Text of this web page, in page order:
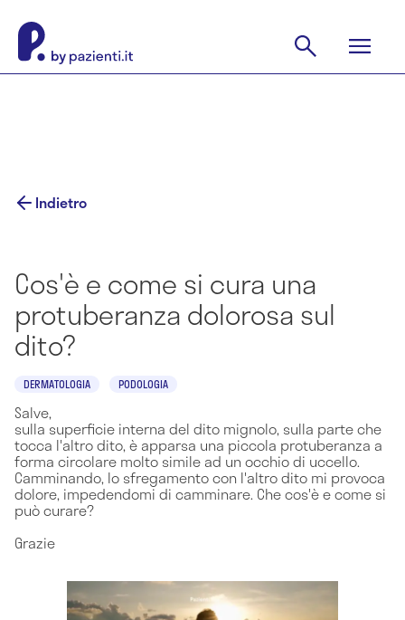
Indietro
Cos'è e come si cura una
protuberanza dolorosa sul
dito?
DERMATOLOGIA PODOLOGIA
Salve,
sulla superficie interna del dito mignolo, sulla parte che
tocca l'altro dito, è apparsa una piccola protuberanza a
forma circolare molto simile ad un occhio di uccello.
Camminando, lo sfregamento con l'altro dito mi provoca
dolore, impedendomi di camminare. Che cos'è e come si
può curare?
Grazie